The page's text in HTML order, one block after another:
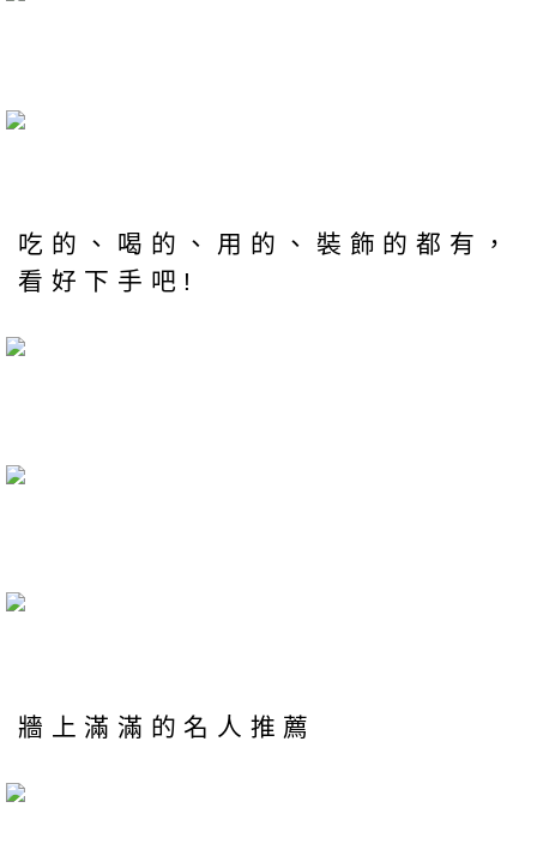
吃的、喝的、用的、裝飾的都有，
看好下手吧!
牆上滿滿的名人推薦